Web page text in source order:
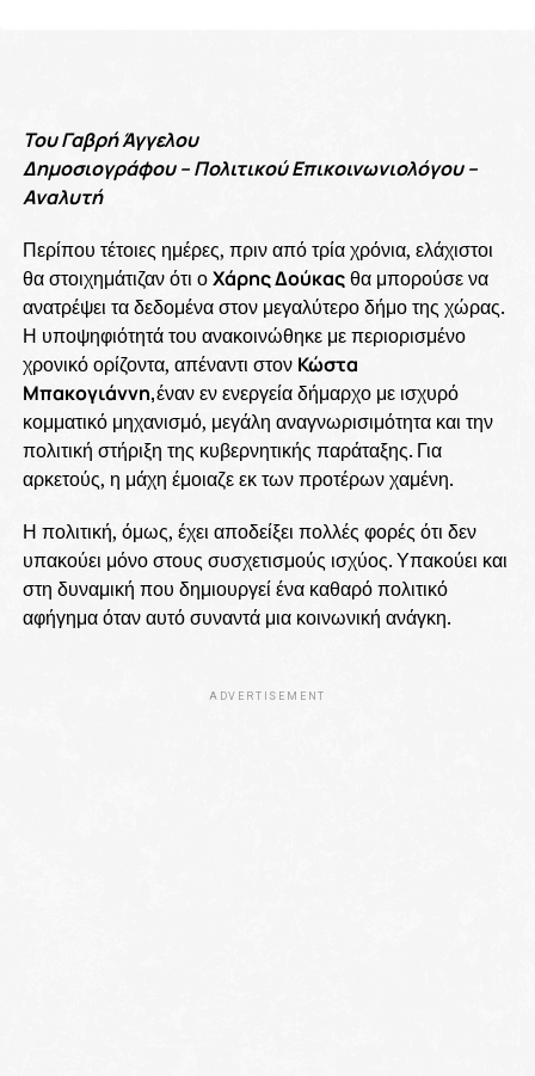
Του Γαβρή Άγγελου
Δημοσιογράφου – Πολιτικού Επικοινωνιολόγου –
Αναλυτή
Περίπου τέτοιες ημέρες, πριν από τρία χρόνια, ελάχιστοι
θα στοιχημάτιζαν ότι οΧάρης Δούκαςθα μπορούσε να
ανατρέψει τα δεδομένα στον μεγαλύτερο δήμο της χώρας.
Η υποψηφιότητά του ανακοινώθηκε με περιορισμένο
χρονικό ορίζοντα, απέναντι στον Κώστα
Μπακογιάννη,έναν εν ενεργεία δήμαρχο με ισχυρό
κομματικό μηχανισμό, μεγάλη αναγνωρισιμότητα και την
πολιτική στήριξη της κυβερνητικής παράταξης. Για
αρκετούς, η μάχη έμοιαζε εκ των προτέρων χαμένη.
Η πολιτική, όμως, έχει αποδείξει πολλές φορές ότι δεν
υπακούει μόνο στους συσχετισμούς ισχύος. Υπακούει και
στη δυναμική που δημιουργεί ένα καθαρό πολιτικό
αφήγημα όταν αυτό συναντά μια κοινωνική ανάγκη.
ADVERTISEMENT